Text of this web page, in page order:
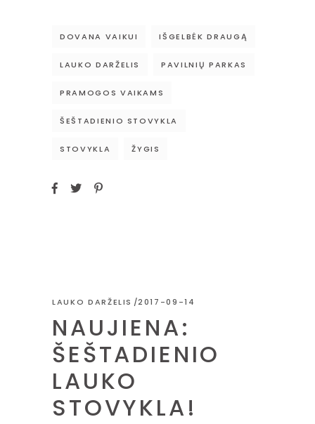
DOVANA VAIKUI IŠGELBĖK DRAUGĄ
LAUKO DARŽELIS PAVILNIŲ PARKAS
PRAMOGOS VAIKAMS
ŠEŠTADIENIO STOVYKLA
STOVYKLA ŽYGIS
LAUKO DARŽELIS 2017-09-14
NAUJIENA:
ŠEŠTADIENIO
LAUKO
STOVYKLA!